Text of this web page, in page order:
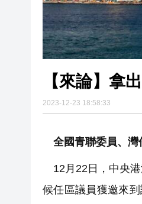
瀋陽
【來論】拿
2023-12-23 18:58:33
全國青聯委員、
12月22日，中央港
候任區議員獲邀來